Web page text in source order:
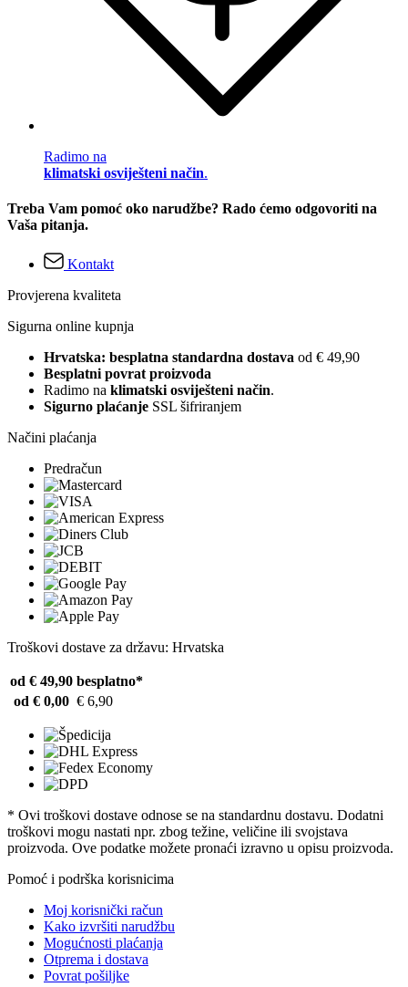
Radimo na
klimatski osviješteni način.
Treba Vam pomoć oko narudžbe? Rado ćemo odgovoriti na
Vaša pitanja.
Kontakt
Provjerena kvaliteta
Sigurna online kupnja
Hrvatska: besplatna standardna dostava od € 49,90
Besplatni povrat proizvoda
Radimo na klimatski osviješteni način.
Sigurno plaćanje SSL šifriranjem
Načini plaćanja
Predračun
Troškovi dostave za državu: Hrvatska
od € 49,90 besplatno*
od € 0,00 € 6,90
* Ovi troškovi dostave odnose se na standardnu ​​dostavu. Dodatni
troškovi mogu nastati npr. zbog težine, veličine ili svojstava
proizvoda. Ove podatke možete pronaći izravno u opisu proizvoda.
Pomoć i podrška korisnicima
Moj korisnički račun
Kako izvršiti narudžbu
Mogućnosti plaćanja
Otprema i dostava
Povrat pošiljke